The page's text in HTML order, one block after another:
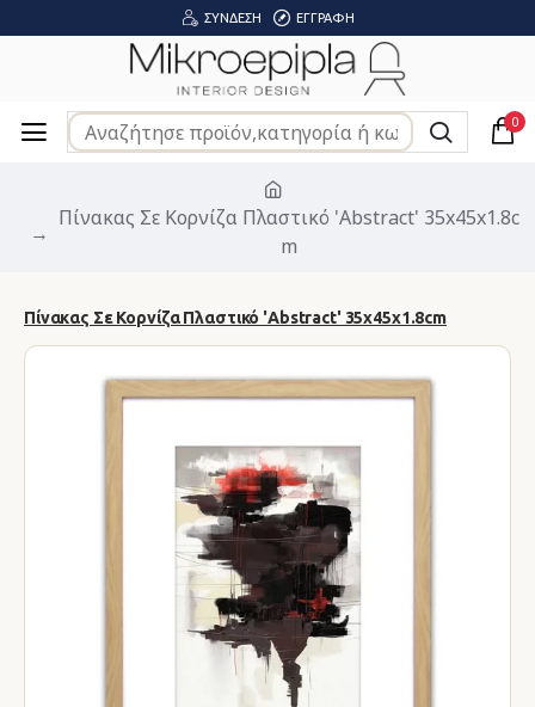
ΣΎΝΔΕΣΗ ΕΓΓΡΑΦΉ
0
Πίνακας Σε Κορνίζα Πλαστικό 'Abstract' 35x45x1.8c
m
Πίνακας Σε Κορνίζα Πλαστικό 'Abstract' 35x45x1.8cm